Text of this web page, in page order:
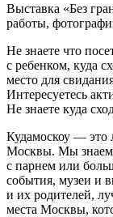
Выставка «Без
работы,
Не знаете что
с ребенком, куда
место для
Интересуетесь
Не знаете куда
Кудамоскоу — это
Москвы. Мы знаем
с парнем или
события, музеи и
и их родителей,
места Москвы,